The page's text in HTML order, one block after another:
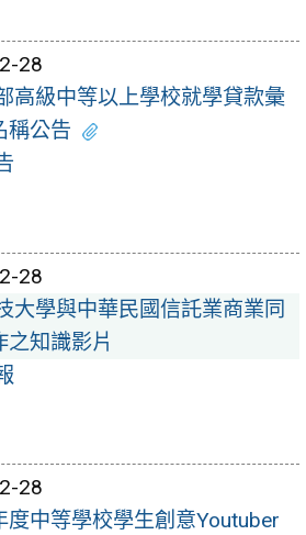
28
高級中等以上學校就學貸款彙
稱公告
28
大學與中華民國信託業商業同
知識影片
28
度中等學校學生創意Youtuber